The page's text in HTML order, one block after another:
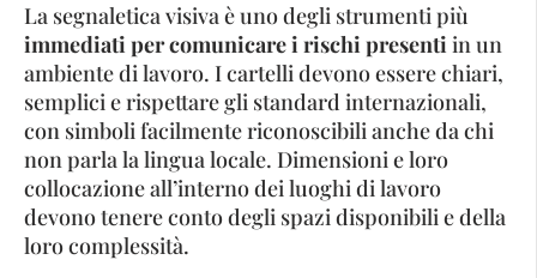
La segnaletica visiva è uno degli strumenti più
immediati per comunicare i rischi presentiin un
ambiente di lavoro. I cartelli devono essere chiari,
semplici e rispettare gli standard internazionali,
con simboli facilmente riconoscibili anche da chi
non parla la lingua locale. Dimensioni e loro
collocazione all’interno dei luoghi di lavoro
devono tenere conto degli spazi disponibili e della
loro complessità.